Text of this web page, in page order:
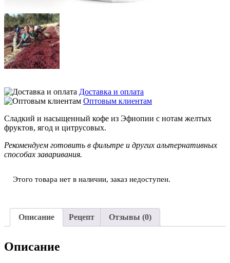
Доставка и оплата
Оптовым клиентам
Сладкий и насыщенный кофе из Эфиопии с нотам желтых
фруктов, ягод и цитрусовых.
Рекомендуем готовить в фильтре и других альтернативных
способах заваривания.
Этого товара нет в наличии, заказ недоступен.
Описание Рецепт Отзывы (0)
Описание